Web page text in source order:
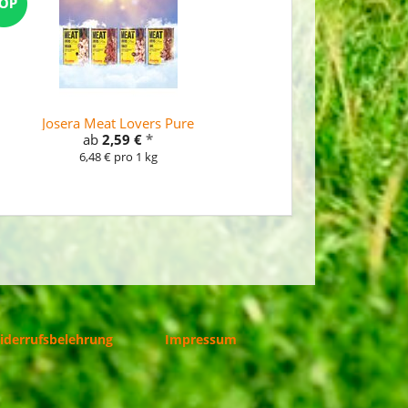
Josera Meat Lovers Pure
ab 2,59 € *
6,48 € pro 1 kg
Impressum